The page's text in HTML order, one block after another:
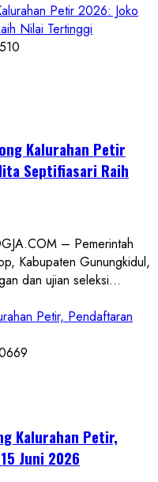
Petir 2026: Joko
Nilai Tertinggi
Kalurahan Petir
Septifiasari Raih
– Pemerintah
Kabupaten Gunungkidul,
dan ujian seleksi...
Petir, Pendaftaran
Kalurahan Petir,
Juni 2026